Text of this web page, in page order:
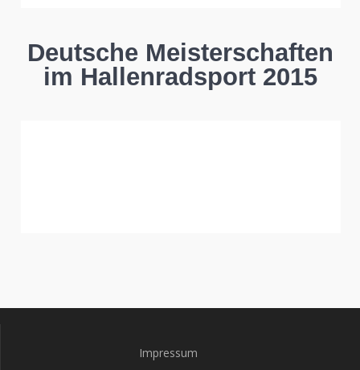
Deutsche Meisterschaften
im Hallenradsport 2015
Impressum